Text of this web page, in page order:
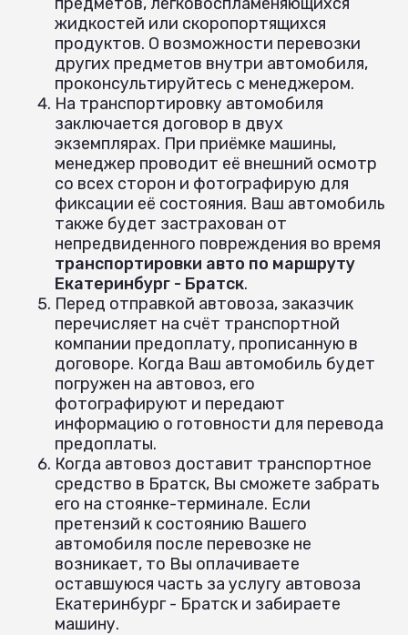
жидкостей или скоропортящихся
продуктов. О возможности перевозки
других предметов внутри автомобиля,
проконсультируйтесь с менеджером.
На транспортировку автомобиля
заключается договор в двух
экземплярах. При приёмке машины,
менеджер проводит её внешний осмотр
со всех сторон и фотографирую для
фиксации её состояния. Ваш автомобиль
также будет застрахован от
непредвиденного повреждения во время
транспортировки авто по маршруту
Екатеринбург - Братск.
Перед отправкой автовоза, заказчик
перечисляет на счёт транспортной
компании предоплату, прописанную в
договоре. Когда Ваш автомобиль будет
погружен на автовоз, его
фотографируют и передают
информацию о готовности для перевода
предоплаты.
Когда автовоз доставит транспортное
средство в Братск, Вы сможете забрать
его на стоянке-терминале. Если
претензий к состоянию Вашего
автомобиля после перевозке не
возникает, то Вы оплачиваете
оставшуюся часть за услугу автовоза
Екатеринбург - Братск и забираете
машину.